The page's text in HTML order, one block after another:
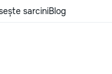
sarciniBlog